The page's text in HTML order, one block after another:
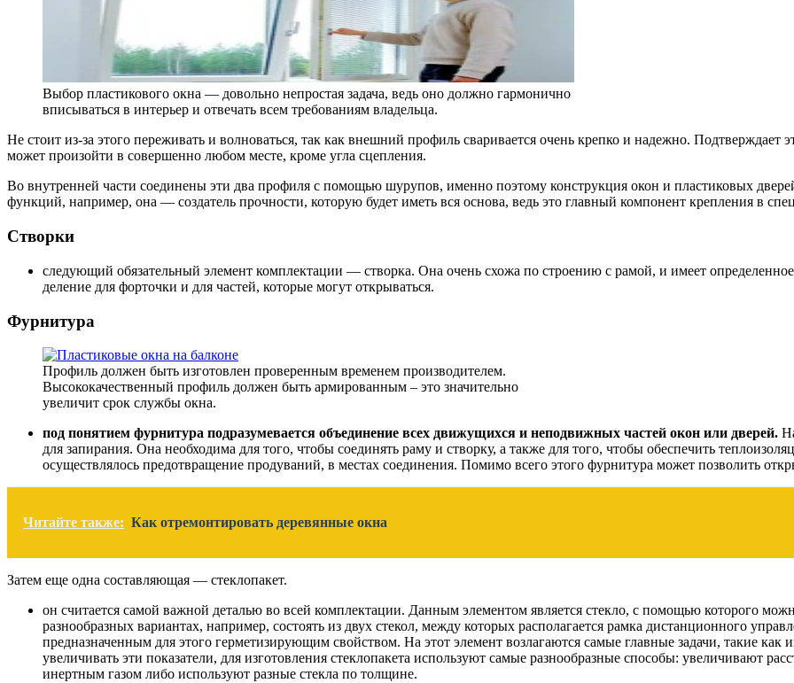
Выбор пластикового окна — довольно непростая задача, ведь оно должно гармонично
вписываться в интерьер и отвечать всем требованиям владельца.
Не стоит из-за этого переживать и волноваться, так как внешний профиль сваривается очень крепко и надежно. Подтверждает
может произойти в совершенно любом месте, кроме угла сцепления.
Во внутренней части соединены эти два профиля с помощью шурупов, именно поэтому конструкция окон и пластиковых
функций, например, она — создатель прочности, которую будет иметь вся основа, ведь это главный компонент крепления в
Створки
следующий обязательный элемент комплектации — створка. Она очень схожа по строению с рамой, и имеет
деление для форточки и для частей, которые могут открываться.
Фурнитура
Профиль должен быть изготовлен проверенным временем производителем.
Высококачественный профиль должен быть армированным – это значительно
увеличит срок службы окна.
под понятием фурнитура подразумевается объединение всех движущихся и неподвижных частей окон или дверей.
для запирания. Она необходима для того, чтобы соединять раму и створку, а также для того, чтобы обеспечить
осуществлялось предотвращение продуваний, в местах соединения. Помимо всего этого фурнитура может позволить
Читайте также: Как отремонтировать деревянные окна
Затем еще одна составляющая — стеклопакет.
он считается самой важной деталью во всей комплектации. Данным элементом является стекло, с помощью которого
разнообразных вариантах, например, состоять из двух стекол, между которых располагается рамка дистанционного
предназначенным для этого герметизирующим свойством. На этот элемент возлагаются самые главные задачи, такие как
увеличивать эти показатели, для изготовления стеклопакета используют самые разнообразные способы: увеличивают
инертным газом либо используют разные стекла по толщине.